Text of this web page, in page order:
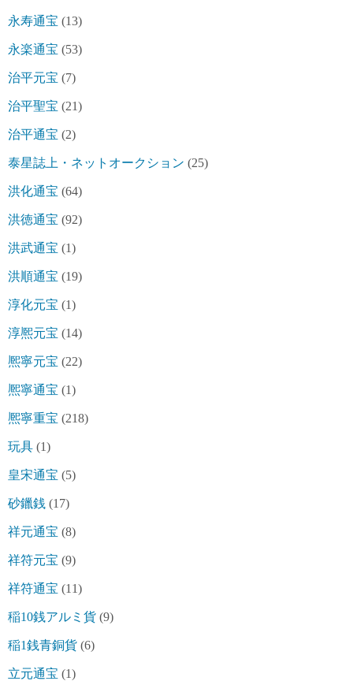
永寿通宝 (13)
永楽通宝 (53)
治平元宝 (7)
治平聖宝 (21)
治平通宝 (2)
泰星誌上・ネットオークション (25)
洪化通宝 (64)
洪徳通宝 (92)
洪武通宝 (1)
洪順通宝 (19)
淳化元宝 (1)
淳熈元宝 (14)
熈寧元宝 (22)
熈寧通宝 (1)
熈寧重宝 (218)
玩具 (1)
皇宋通宝 (5)
砂鑞銭 (17)
祥元通宝 (8)
祥符元宝 (9)
祥符通宝 (11)
稲10銭アルミ貨 (9)
稲1銭青銅貨 (6)
立元通宝 (1)